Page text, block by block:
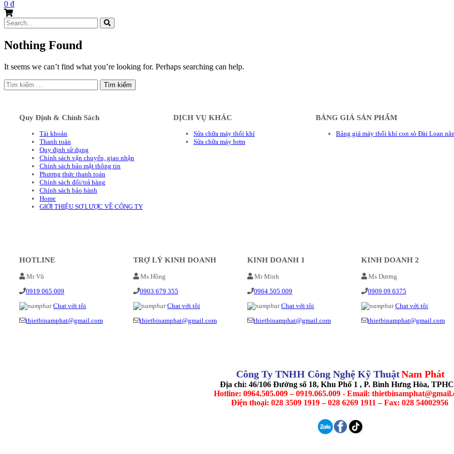
0 ₫
Search
for:
Nothing Found
It seems we can’t find what you’re looking for. Perhaps searching can help.
Tìm
kiếm
Quy Định & Chính Sách
Tài khoản
Thanh toán
Quy định sử dụng
Chính sách vận chuyển, giao nhận
Chính sách bảo mật thông tin
Phương thức thanh toán
Chính sách đổi/trả hàng
Chính sách bảo hành
Home
GIỚI THIỆU SƠ LƯỢC VỀ CÔNG TY
DỊCH VỤ KHÁC
Sửa chữa máy thổi khí
Sửa chữa máy bơm
BẢNG GIÁ SẢN PHẨM
Bảng giá máy thổi khí con sò Đài Loan
HOTLINE
Mr Vũ
0919 065 009
Chat với tôi
thietbinamphat@gmail.com
TRỢ LÝ KINH DOANH
Ms Hồng
0903 679 355
Chat với tôi
thietbinamphat@gmail.com
KINH DOANH 1
Mr Minh
0964 505 009
Chat với tôi
thietbinamphat@gmail.com
KINH DOANH 2
Ms Dương
0909 09 6375
Chat với tôi
thietbinamphat@gmail.com
Công Ty TNHH Công Nghệ Kỹ ThuậtNam Phát
Địa chỉ: 46/106 Đường số 18, Khu Phố 1 , P. Bình Hưng Hòa,
Hotline: 0964.505.009 – 0919.065.009 - Email:
Điện thoại: 028 3509 1919 – 028 6269 1911 – Fax: 028 54002956